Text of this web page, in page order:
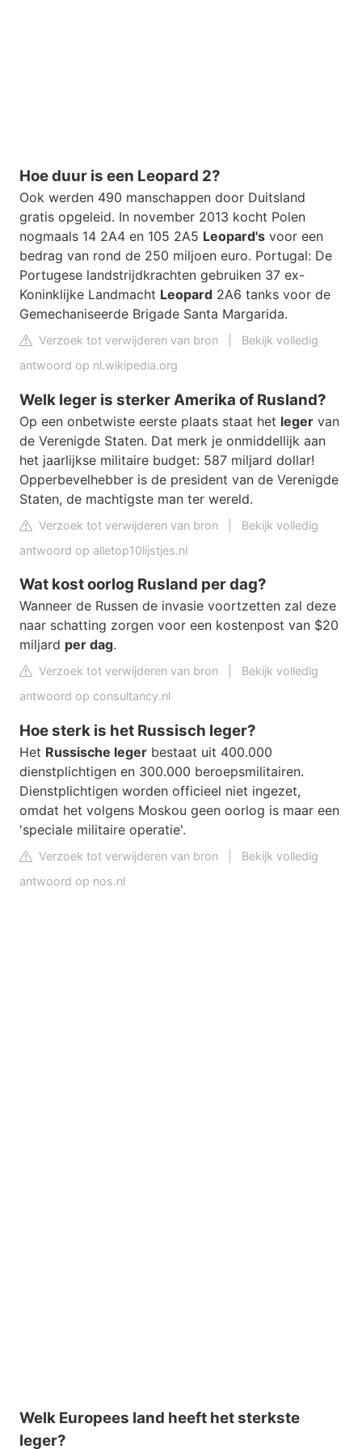
Hoe duur is een Leopard 2?
Ook werden 490 manschappen door Duitsland
gratis opgeleid. In november 2013 kocht Polen
nogmaals 14 2A4 en 105 2A5 Leopard's voor een
bedrag van rond de 250 miljoen euro. Portugal: De
Portugese landstrijdkrachten gebruiken 37 ex-
Koninklijke Landmacht Leopard 2A6 tanks voor de
Gemechaniseerde Brigade Santa Margarida.
Verzoek tot verwijderen van bron
Bekijk volledig
antwoord op nl.wikipedia.org
Welk leger is sterker Amerika of Rusland?
Op een onbetwiste eerste plaats staat het leger van
de Verenigde Staten. Dat merk je onmiddellijk aan
het jaarlijkse militaire budget: 587 miljard dollar!
Opperbevelhebber is de president van de Verenigde
Staten, de machtigste man ter wereld.
Verzoek tot verwijderen van bron
Bekijk volledig
antwoord op alletop10lijstjes.nl
Wat kost oorlog Rusland per dag?
Wanneer de Russen de invasie voortzetten zal deze
naar schatting zorgen voor een kostenpost van $20
miljard per dag.
Verzoek tot verwijderen van bron
Bekijk volledig
antwoord op consultancy.nl
Hoe sterk is het Russisch leger?
Het Russische leger bestaat uit 400.000
dienstplichtigen en 300.000 beroepsmilitairen.
Dienstplichtigen worden officieel niet ingezet,
omdat het volgens Moskou geen oorlog is maar een
'speciale militaire operatie'.
Verzoek tot verwijderen van bron
Bekijk volledig
antwoord op nos.nl
Welk Europees land heeft het sterkste
leger?